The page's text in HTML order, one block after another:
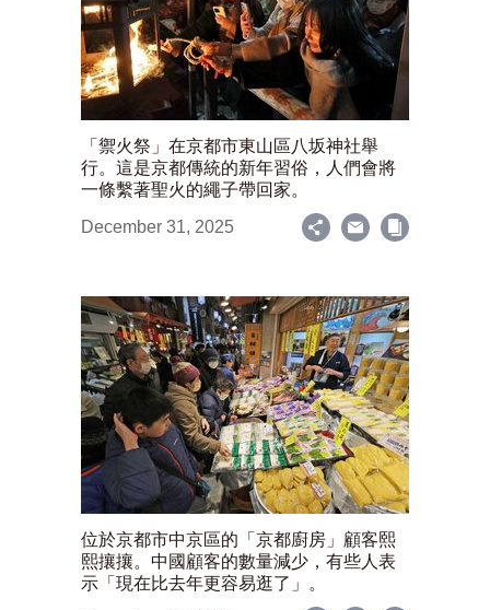
「禦火祭」在京都市東山區八坂神社舉
行。這是京都傳統的新年習俗，人們會將
一條繫著聖火的繩子帶回家。
December 31, 2025
位於京都市中京區的「京都廚房」顧客熙
熙攘攘。中國顧客的數量減少，有些人表
示「現在比去年更容易逛了」。